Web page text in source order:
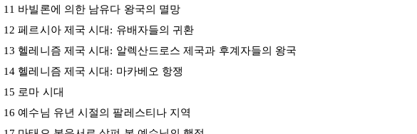
11 바빌론에 의한 남유다 왕국의 멸망
12 페르시아 제국 시대: 유배자들의 귀환
13 헬레니즘 제국 시대: 알렉산드로스 제국과 후계자들의 왕국
14 헬레니즘 제국 시대: 마카베오 항쟁
15 로마 시대
16 예수님 유년 시절의 팔레스티나 지역